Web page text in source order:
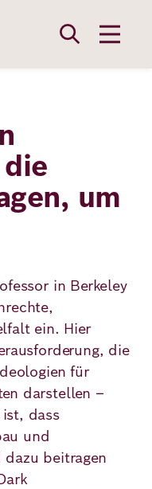
um
in Berkeley
ein. Hier
die
für
darstellen –
dass
und
dazu beitragen